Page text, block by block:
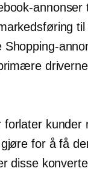
annonser
Shopping-
forlater kunder
for å få
disse